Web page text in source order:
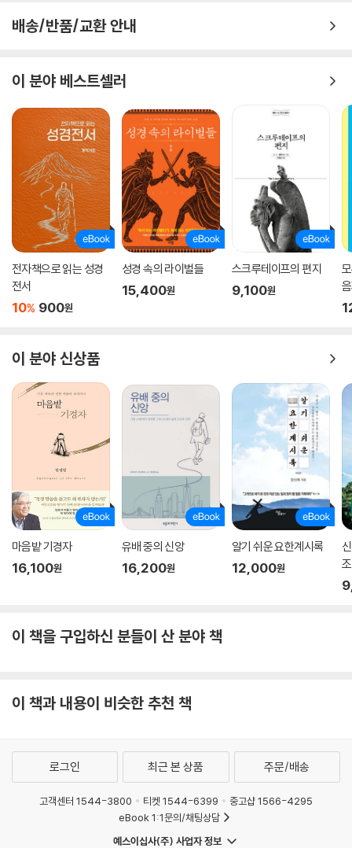
배송/반품/교환 안내
이 분야 베스트셀러
전자책으로 읽는 성경
전서
10% 900원
성경 속의 라이벌들
15,400원
스크루테이프의 편지
9,100원
이 분야 신상품
마음밭 기경자
16,100원
유배 중의 신앙
16,200원
알기 쉬운 요한계시록
12,000원
조
이 책을 구입하신 분들이 산 분야 책
이 책과 내용이 비슷한 추천 책
로그인 최근 본 상품 주문/배송
고객센터 1544-3800 티켓 1544-6399
중고샵 1566-4295
eBook 1:1문의/채팅상담
예스이십사(주) 사업자 정보